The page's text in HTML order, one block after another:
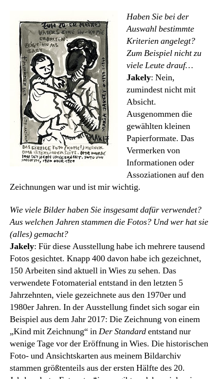
Haben Sie bei der
Auswahl bestimmte
Kriterien angelegt?
Zum Beispiel nicht zu
viele Leute drauf…
Jakely: Nein,
zumindest nicht mit
Absicht.
Ausgenommen die
gewählten kleinen
Papierformate. Das
Vermerken von
Informationen oder
Assoziationen auf den
Zeichnungen war und ist mir wichtig.
Wie viele Bilder haben Sie insgesamt dafür verwendet?
Aus welchen Jahren stammen die Fotos? Und wer hat sie
(alles) gemacht?
Jakely: Für diese Ausstellung habe ich mehrere tausend
Fotos gesichtet. Knapp 400 davon habe ich gezeichnet,
150 Arbeiten sind aktuell in Wies zu sehen. Das
verwendete Fotomaterial entstand in den letzten 5
Jahrzehnten, viele gezeichnete aus den 1970er und
1980er Jahren. In der Ausstellung findet sich sogar ein
Beispiel aus dem Jahr 2017: Die Zeichnung von einem
„Kind mit Zeichnung“ inDer Standardentstand nur
wenige Tage vor der Eröffnung in Wies. Die historischen
Foto- und Ansichtskarten aus meinem Bildarchiv
stammen größtenteils aus der ersten Hälfte des 20.